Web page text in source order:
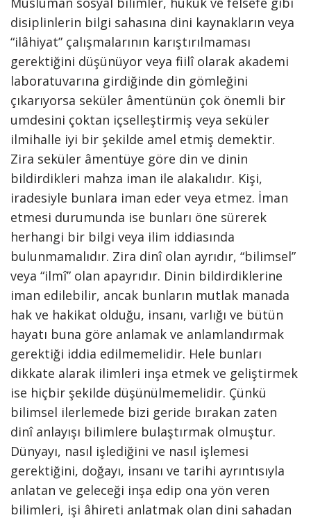
disiplinlerin bilgi sahasına dini kaynakların veya
“ilâhiyat” çalışmalarının karıştırılmaması
gerektiğini düşünüyor veya fiilî olarak akademi
laboratuvarına girdiğinde din gömleğini
çıkarıyorsa seküler âmentünün çok önemli bir
umdesini çoktan içselleştirmiş veya seküler
ilmihalle iyi bir şekilde amel etmiş demektir.
Zira seküler âmentüye göre din ve dinin
bildirdikleri mahza iman ile alakalıdır. Kişi,
iradesiyle bunlara iman eder veya etmez. İman
etmesi durumunda ise bunları öne sürerek
herhangi bir bilgi veya ilim iddiasında
bulunmamalıdır. Zira dinî olan ayrıdır, “bilimsel”
veya “ilmî” olan apayrıdır. Dinin bildirdiklerine
iman edilebilir, ancak bunların mutlak manada
hak ve hakikat olduğu, insanı, varlığı ve bütün
hayatı buna göre anlamak ve anlamlandırmak
gerektiği iddia edilmemelidir. Hele bunları
dikkate alarak ilimleri inşa etmek ve geliştirmek
ise hiçbir şekilde düşünülmemelidir. Çünkü
bilimsel ilerlemede bizi geride bırakan zaten
dinî anlayışı bilimlere bulaştırmak olmuştur.
Dünyayı, nasıl işlediğini ve nasıl işlemesi
gerektiğini, doğayı, insanı ve tarihi ayrıntısıyla
anlatan ve geleceği inşa edip ona yön veren
bilimleri, işi âhireti anlatmak olan dini sahadan